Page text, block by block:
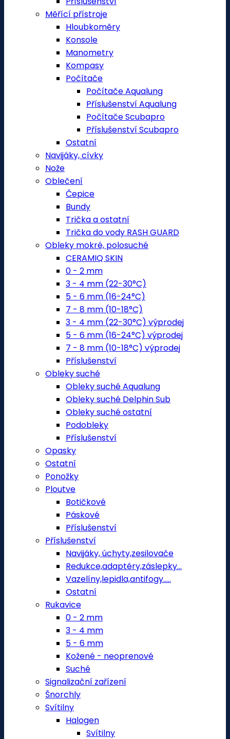
Měřící přístroje
Hloubkoměry
Konsole
Manometry
Kompasy
Počítače
Počítače Aqualung
Příslušenství Aqualung
Počítače Scubapro
Příslušenství Scubapro
Ostatní
Navijáky, cívky
Nože
Oblečení
Čepice
Bundy
Trička a ostatní
Trička do vody RASH GUARD
Obleky mokré, polosuché
CERAMIQ SKIN
0 - 2 mm
3 - 4 mm (22-30°C)
5 - 6 mm (16-24°C)
7 - 8 mm (10-18°C)
3 - 4 mm (22-30°C) výprodej
5 - 6 mm (16-24°C) výprodej
7 - 8 mm (10-18°C) výprodej
Příslušenství
Obleky suché
Obleky suché Aqualung
Obleky suché Delphin Sub
Obleky suché ostatní
Podobleky
Příslušenství
Opasky
Ostatní
Ponožky
Ploutve
Botičkové
Páskové
Příslušenství
Příslušenství
Navijáky, úchyty,zesilovače
Redukce,adaptéry,záslepky...
Vazelíny,lepidla,antifogy.....
Ostatní
Rukavice
0 - 2 mm
3 - 4 mm
5 - 6 mm
Kožené - neoprenové
Suché
Signalizační zařízení
Šnorchly
Svítilny
Halogen
Svítilny